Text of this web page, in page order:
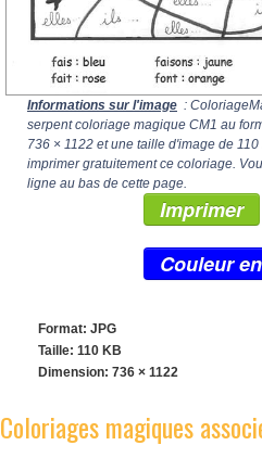
Informations sur l'image :
serpent coloriage magique CM1 au
736 × 1122 et une taille d'image de
imprimer gratuitement ce coloriage.
ligne au bas de cette page.
Imprimer
Couleur
Format: JPG
Taille: 110 KB
Dimension: 736 × 1122
Coloriages magiques